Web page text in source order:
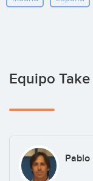
Equipo Take
Pablo